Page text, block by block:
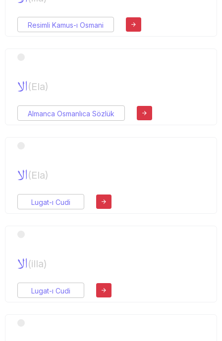
Resimli Kamus-ı Osmani
الا(Ela)
Almanca Osmanlıca Sözlük
الا(Ela)
Lugat-ı Cudi
الا(illa)
Lugat-ı Cudi